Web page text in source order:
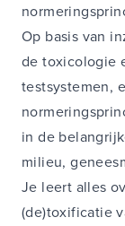
Op basis van
de toxicologie
testsystemen,
in de
milieu,
Je leert alles
(de)toxificatie